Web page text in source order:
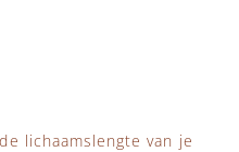
lichaamslengte van je